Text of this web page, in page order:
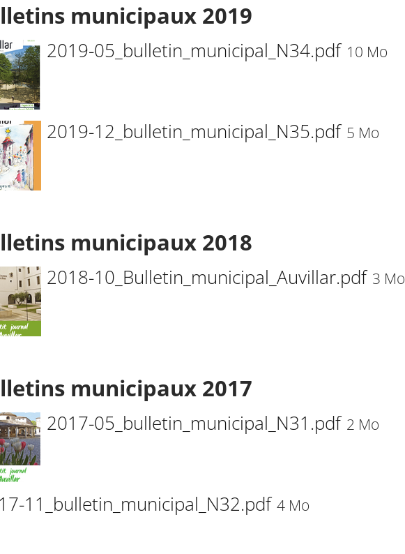
municipaux 2019
2019-05_bulletin_municipal_N34.pdf 10 Mo
2019-12_bulletin_municipal_N35.pdf 5 Mo
municipaux 2018
2018-10_Bulletin_municipal_Auvillar.pdf 3 Mo
municipaux 2017
2017-05_bulletin_municipal_N31.pdf 2 Mo
11_bulletin_municipal_N32.pdf 4 Mo